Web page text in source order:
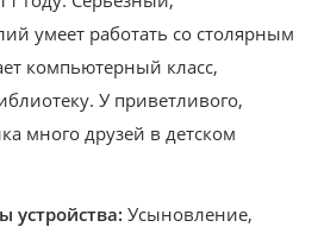
умеет работать со столярным
компьютерный класс,
У приветливого,
много друзей в детском
Усыновление,